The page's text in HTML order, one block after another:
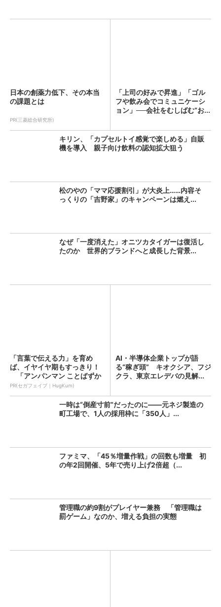
日本の創薬力低下、その本当
の課題とは
PR(三菱総合研究所)
「上司の好みで昇進」「ゴル
フや飲み会でコミュニケーシ
ョン」──会社をむしばむ“お...
キリン、「カプセルトイ感覚で楽しめる」自販
機を導入 親子向け飲料の認知拡大狙う
松のやの「ママ応援割引」が大炎上……内容そ
っくりの「吉野家」のキャンペーンは燃え...
なぜ「一度消えた」オニツカタイガーは復活し
たのか 世界的ブランドへと成長した背景...
「言葉で伝える力」を育め
ば、イヤイヤ期もすっきり！
「アンパンマン ことばずか
ん...
PR(セガフェイブ｜HugKum)
AI・半導体企業トップが語
る“稼ぎ頭” キオクシア、フジ
クラ、東京エレデバの見解...
一時は“倒産寸前”だったのに――元ネジ製造の
町工場で、1人の採用枠に「350人」...
ファミマ、「45％増量作戦」の回数も増量 初
の年2回開催、5年で売り上げ2倍超（...
管理職の約9割がプレイヤー兼務 「管理職は
罰ゲーム」なのか、増える負担の実態